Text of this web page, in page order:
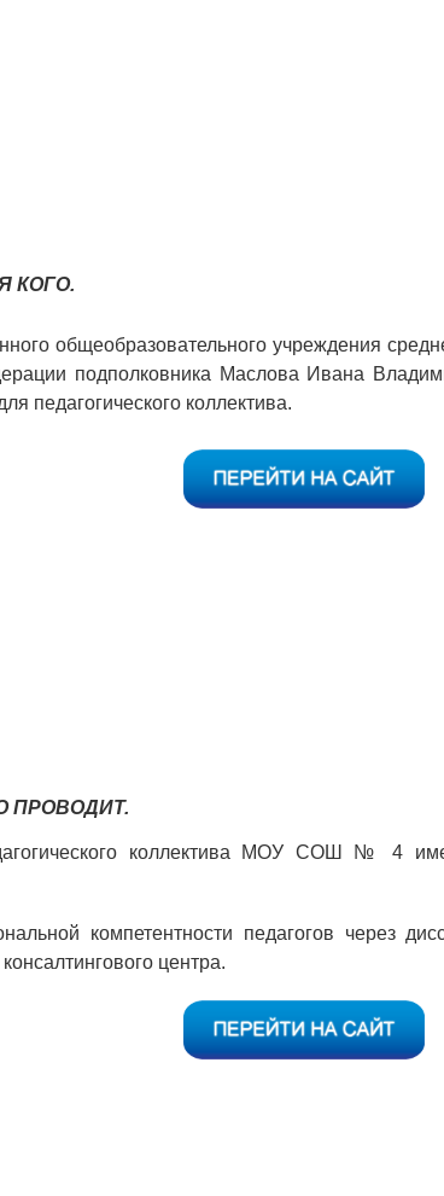
КОГО.
общеобразовательного учреждения
подполковника Маслова Ивана
педагогического коллектива.
ПРОВОДИТ.
коллектива МОУ СОШ № 4
компетентности педагогов через
центра.